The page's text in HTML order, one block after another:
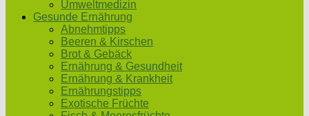
Umweltmedizin
Gesunde Ernährung
Abnehmtipps
Beeren & Kirschen
Brot & Gebäck
Ernährung & Gesundheit
Ernährung & Krankheit
Ernährungstipps
Exotische Früchte